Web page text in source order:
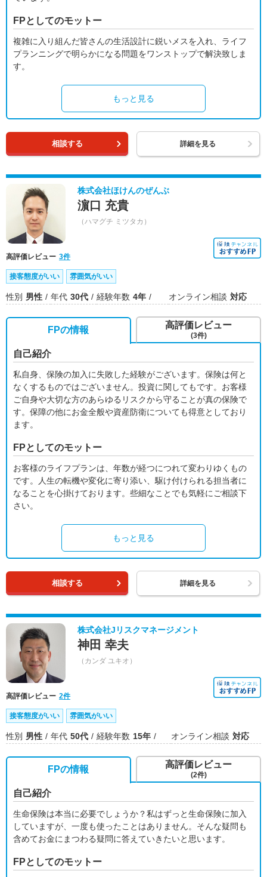
FPとしてのモットー
複雑に入り組んだ皆さんの生活設計に鋭いメスを入れ、ライフ
プランニングで明らかになる問題をワンストップで解決致しま
す。
もっと見る
相談する 詳細を見る
株式会社ほけんのぜんぶ
濵口 充貴
（ハマグチ ミツタカ）
高評価レビュー 3件
接客態度がいい 雰囲気がいい
性別 男性 年代 30代 経験年数 4年 オンライン相談 対応
FPの情報
自己紹介
私自身、保険の加入に失敗した経験がございます。保険は何と
なくするものではございません。投資に関してもです。お客様
ご自身や大切な方のあらゆるリスクから守ることが真の保険で
す。保障の他にお金全般や資産防衛についても得意としており
ます。
FPとしてのモットー
お客様のライフプランは、年数が経つにつれて変わりゆくもの
です。人生の転機や変化に寄り添い、駆け付けられる担当者に
なることを心掛けております。些細なことでも気軽にご相談下
さい。
もっと見る
高評価レビュー
(3件)
相談する 詳細を見る
株式会社Jリスクマネージメント
神田 幸夫
（カンダ ユキオ）
高評価レビュー 2件
接客態度がいい 雰囲気がいい
性別 男性 年代 50代 経験年数 15年 オンライン相談 対応
FPの情報
自己紹介
生命保険は本当に必要でしょうか？私はずっと生命保険に加入
していますが、一度も使ったことはありません。そんな疑問も
含めてお金にまつわる疑問に答えていきたいと思います。
FPとしてのモットー
高評価レビュー
(2件)